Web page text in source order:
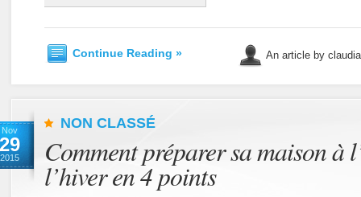
Continue Reading » An article by
Nov
29
2015
NON CLASSÉ
Comment préparer sa maison à
l’hiver en 4 points